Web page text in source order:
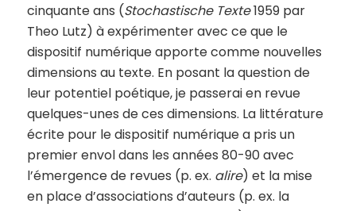
cinquante ans (Stochastische Texte1959 par
Theo Lutz) à expérimenter avec ce que le
dispositif numérique apporte comme nouvelles
dimensions au texte. En posant la question de
leur potentiel poétique, je passerai en revue
quelques-unes de ces dimensions. La littérature
écrite pour le dispositif numérique a pris un
premier envol dans les années 80-90 avec
l’émergence de revues (p. ex. alire) et la mise
en place d’associations d’auteurs (p. ex. la